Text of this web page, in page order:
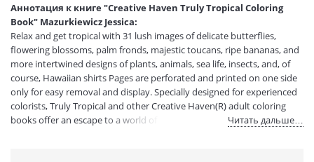
Код товара:
50056002
Артикул:
13814668
ISBN:
9780486822860
В продаже с:
16.12.2021
Аннотация к книге "Creative Haven Truly Tropical Coloring
Book" Mazurkiewicz Jessica:
Relax and get tropical with 31 lush images of delicate butterflies,
flowering blossoms, palm fronds, majestic toucans, ripe bananas, and
more intertwined designs of plants, animals, sea life, insects, and, of
course, Hawaiian shirts Pages are perforated and printed on one side
only for easy removal and display. Specially designed for experienced
colorists, Truly Tropical and other Creative Haven(R) adult coloring
books offer an escape to a world of inspiration and artistic fulfillment.
Читать дальше…